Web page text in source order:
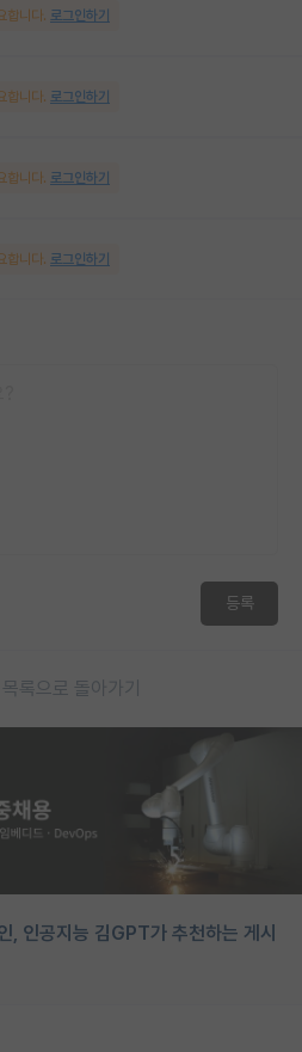
합니다. 로그인하기
합니다. 로그인하기
합니다. 로그인하기
합니다. 로그인하기
등록
록으로 돌아가기
, 인공지능 김GPT가 추천하는 게시